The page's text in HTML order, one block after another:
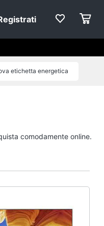
etichetta energetica
comodamente online.